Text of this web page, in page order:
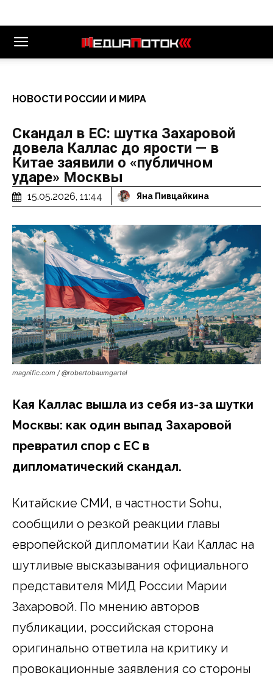
НОВОСТИ РОССИИ И МИРА
Скандал в ЕС: шутка Захаровой
довела Каллас до ярости — в
Китае заявили о «публичном
ударе» Москвы
15.05.2026, 11:44 Яна Пивцайкина
magnific.com / @robertobaumgartel
Кая Каллас вышла из себя из-за шутки
Москвы: как один выпад Захаровой
превратил спор с ЕС в
дипломатический скандал.
Китайские СМИ, в частности Sohu,
сообщили о резкой реакции главы
европейской дипломатии Каи Каллас на
шутливые высказывания официального
представителя МИД России Марии
Захаровой. По мнению авторов
публикации, российская сторона
оригинально ответила на критику и
провокационные заявления со стороны